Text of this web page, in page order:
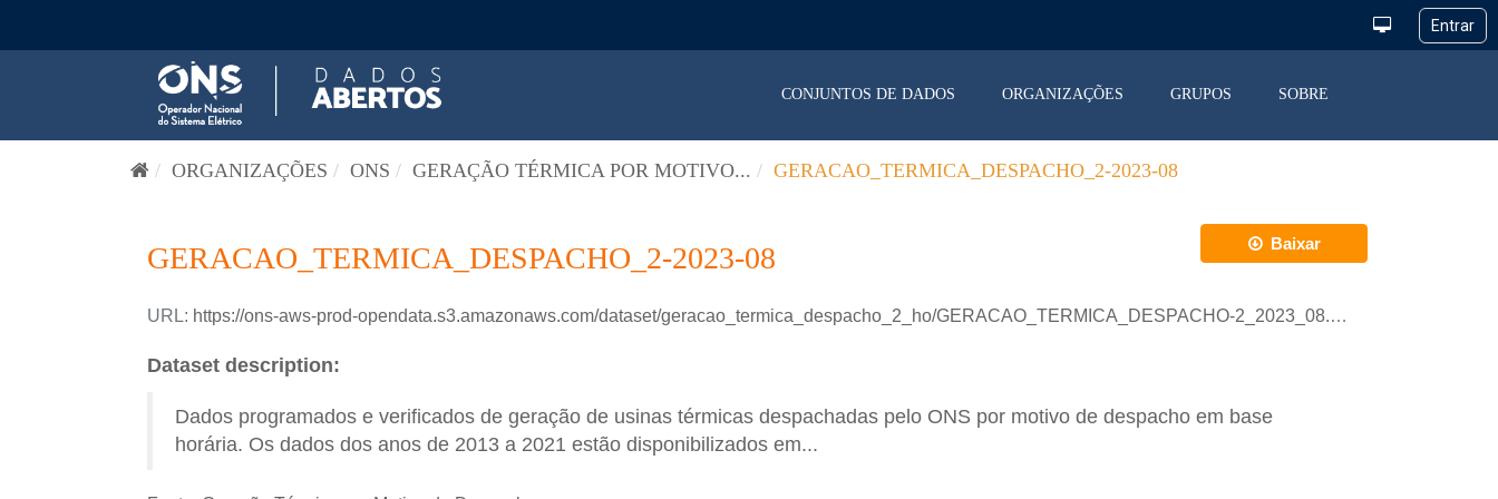
CONJUNTOS DE DADOS ORGANIZAÇÕES GRUPOS SOBRE
ORGANIZAÇÕES ONS GERAÇÃO TÉRMICA POR MOTIVO... GERACAO_TERMICA_DESPACHO_2-2023-08
Baixar
GERACAO_TERMICA_DESPACHO_2-2023-08
URL: https://ons-aws-prod-opendata.s3.amazonaws.com/dataset/geracao_termica_despacho_2_ho/GERACAO_TERMICA_DESPACHO-2_2023_08.xlsx
Dataset description:
Dados programados e verificados de geração de usinas térmicas despachadas pelo ONS por motivo de despacho em base
horária. Os dados dos anos de 2013 a 2021 estão disponibilizados em...